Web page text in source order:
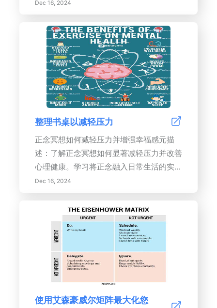
及练习正念和冥想来提高你的幸福感。揭示
身体活动作为一种天然减压方法的好处，并
寻找建立健康界限和维持平衡生活方式的方
法。从优先考虑营养到探索新的爱好和建立
支持网络，本资源提供了克服压力和提高情
绪韧性的可行策略。通过我们为您量身定制
的专家见解，转变您对压力的看法，以实现
更健康、更充实的生活。
Dec 16, 2024
整理书桌以减轻压力
正念冥想如何减轻压力并增强幸福感元描
述：了解正念冥想如何显著减轻压力并改善
心理健康。学习将正念融入日常生活的实用
步骤，以增强专注力、创造力和整体幸福
感。今天就开始你向更平静、更专注生活的
旅程吧！---正念冥想是一种以当下的意识
和接纳为中心的实践，已显示出在减轻压力
和情绪调节方面的显著好处。本综合指南探
旅的实用步骤。从创建一个宁静的冥想空间
到将正念融入日常任务，了解这种变革性的
并培养韧性思维。探索正念的长期益处、潜
Dec 16, 2024
使用艾森豪威尔矩阵最大化您